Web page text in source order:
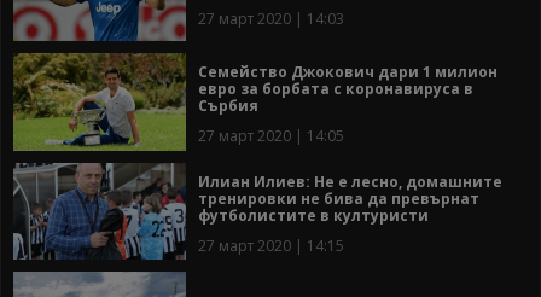
27 март 2020 | 14:03
Семейство Джокович дари 1 милион
евро за борбата с коронавируса в
Сърбия
27 март 2020 | 14:05
Илиан Илиев: Не е лесно, домашните
тренировки не бива да превърнат
футболистите в културисти
27 март 2020 | 14:15